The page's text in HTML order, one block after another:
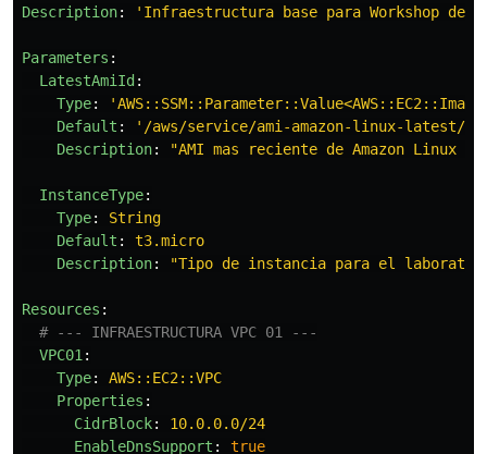
Description: ' Infraestructura base para Workshop de
Parameters :
LatestAmiId :
Type: '
Default : ' /aws/service/ami-amazon-linux-latest/
Description: "AMI mas reciente de Amazon Linux
InstanceType:
Type:
String
Default :
t3.micro
Description: "Tipo de instancia para el
Resources :
# --- INFRAESTRUCTURA VPC 01 ---
VPC01 :
Type:
AWS::EC2::VPC
Properties :
CidrBlock:
10.0.0.0/24
EnableDnsSupport :
true